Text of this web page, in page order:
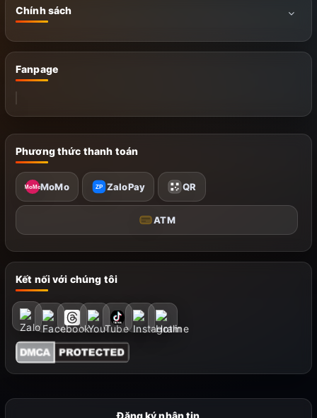
Chính sách
Fanpage
Phương thức thanh toán
MoMoMoMo ZP ZaloPay QR
ATM
Kết nối với chúng tôi
Đăng ký nhận tin